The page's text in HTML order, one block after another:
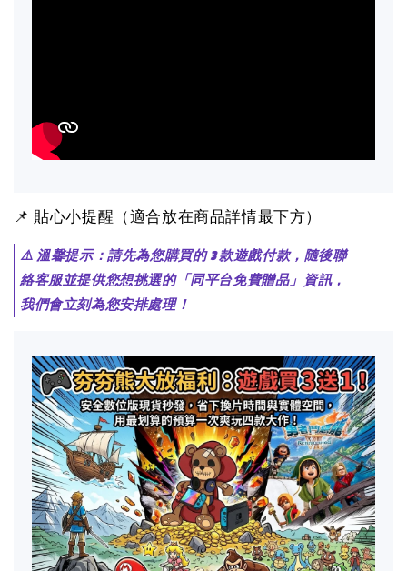
📌 貼心小提醒（適合放在商品詳情最下方）
⚠️ 溫馨提示：請先為您購買的 3 款遊戲付款，隨後聯
絡客服並提供您想挑選的「同平台免費贈品」資訊，
我們會立刻為您安排處理！